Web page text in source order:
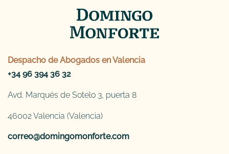
Despacho de Abogados en Valencia
+34 96 394 36 32
Avd. Marqués de Sotelo 3, puerta 8
46002 Valencia (Valencia)
correo@domingomonforte.com